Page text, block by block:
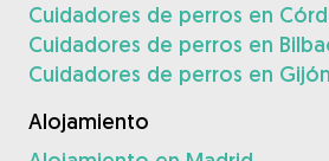
Cuidadores de perros en
Cuidadores de perros en
Cuidadores de perros en Gijón
Alojamiento